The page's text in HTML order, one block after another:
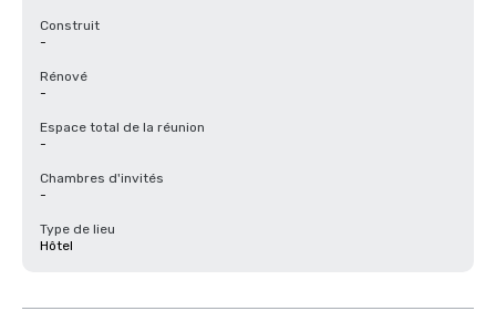
Construit
-
Rénové
-
Espace total de la réunion
-
Chambres d'invités
-
Type de lieu
Hôtel